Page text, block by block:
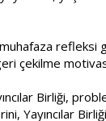
muhafaza
çekilme
Birliği,
Yayıncılar